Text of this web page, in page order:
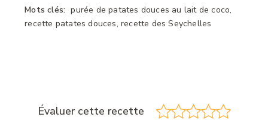
Mots clés: purée de patates douces au lait de coco,
recette patates douces, recette des Seychelles
Évaluer cette recette